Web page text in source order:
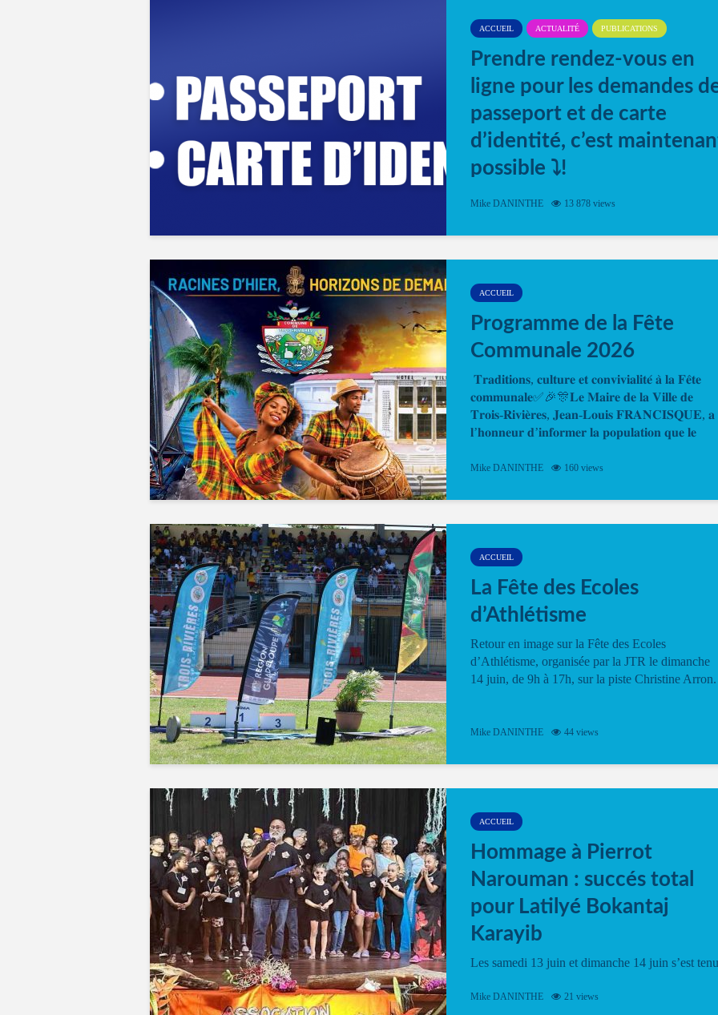
ACCUEIL ACTUALITÉ PUBLICATIONS
Prendre rendez-vous en
ligne pour les demandes
passeport et de carte
d’identité, c’est
possible ⤵️!
Désormais, il est possible de prendre rendez-
Mike DANINTHE 13 878 views
ACCUEIL
Programme de la Fête
Communale 2026
𝐓𝐫𝐚𝐝𝐢𝐭𝐢𝐨𝐧𝐬, 𝐜𝐮𝐥𝐭𝐮𝐫𝐞 𝐞𝐭 𝐜𝐨𝐧𝐯𝐢𝐯𝐢𝐚𝐥𝐢𝐭𝐞́ 𝐚̀ 𝐥𝐚 𝐅𝐞̂𝐭𝐞
𝐜𝐨𝐦𝐦𝐮𝐧𝐚𝐥𝐞✅🎉🎊𝐋𝐞 𝐌𝐚𝐢𝐫𝐞 𝐝𝐞 𝐥𝐚 𝐕𝐢𝐥𝐥𝐞 𝐝𝐞
𝐓𝐫𝐨𝐢𝐬-𝐑𝐢𝐯𝐢𝐞̀𝐫𝐞𝐬, 𝐉𝐞𝐚𝐧-𝐋𝐨𝐮𝐢𝐬 𝐅𝐑𝐀𝐍𝐂𝐈𝐒𝐐𝐔𝐄, 𝐚
𝐥’𝐡𝐨𝐧𝐧𝐞𝐮𝐫 𝐝’𝐢𝐧𝐟𝐨𝐫𝐦𝐞𝐫 𝐥𝐚 𝐩𝐨𝐩𝐮𝐥𝐚𝐭𝐢𝐨𝐧 𝐪𝐮𝐞 𝐥𝐞
Mike DANINTHE 160 views
ACCUEIL
La Fête des Ecoles
d’Athlétisme
Retour en image sur la Fête des Ecoles
d’Athlétisme, organisée par la JTR le dimanche
14 juin, de 9h à 17h, sur la piste Christine Arron.
Mike DANINTHE 44 views
ACCUEIL
Hommage à Pierrot
Narouman : succés total
pour Latilyé Bokantaj
Karayib
Les samedi 13 juin et dimanche 14 juin s’est tenu
vibrant à Pierrot Narouman, organisé par
Mike DANINTHE 21 views